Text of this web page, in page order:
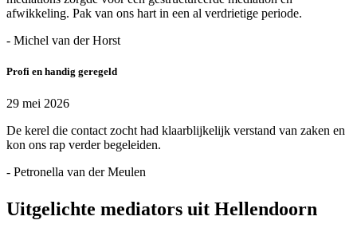
afwikkeling. Pak van ons hart in een al verdrietige periode.
- Michel van der Horst
Profi en handig geregeld
29 mei 2026
De kerel die contact zocht had klaarblijkelijk verstand van zaken en
kon ons rap verder begeleiden.
- Petronella van der Meulen
Uitgelichte mediators uit Hellendoorn